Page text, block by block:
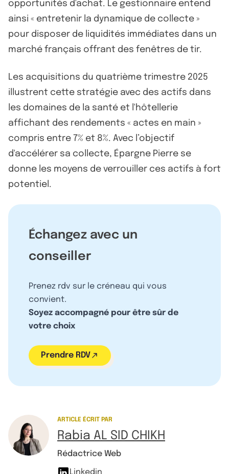
opportunités d'achat. Le gestionnaire entend
ainsi « entretenir la dynamique de collecte »
pour disposer de liquidités immédiates dans un
marché français offrant des fenêtres de tir.
Les acquisitions du quatrième trimestre 2025
illustrent cette stratégie avec des actifs dans
les domaines de la santé et l'hôtellerie
affichant des rendements « actes en main »
compris entre 7% et 8%. Avec l’objectif
d'accélérer sa collecte, Épargne Pierre se
donne les moyens de verrouiller ces actifs à fort
potentiel.
Échangez avec un
conseiller
Prenez rdv sur le créneau qui vous
convient.
Soyez accompagné pour être sûr de
votre choix
Prendre RDV
ARTICLE ÉCRIT PAR
Rabia AL SID CHIKH
Rédactrice Web
Linkedin